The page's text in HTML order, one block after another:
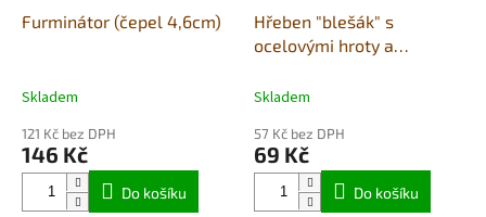
Furminátor (čepel 4,6cm)
Skladem
121 Kč bez DPH
146 Kč
Do košíku
Hřeben "blešák" s
ocelovými hroty a
Skladem
57 Kč bez DPH
69 Kč
Do košíku